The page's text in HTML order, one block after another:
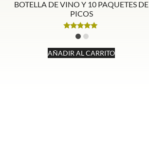
BOTELLA DE VINO Y 10 PAQUETES DE
PICOS
Valorado
5.00
de 5
AÑADIR AL CARRITO